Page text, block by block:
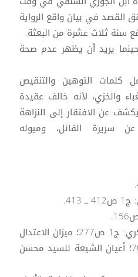
القصد في بيان واقع الرواية
سنة ثلاث عشرة من البعثة.
يريد أن يظهر عدم صحة
كلمات التوهين والتنقيص
والخزي، لأنه خالف عقيدة
عن الافتقار إلى النزاهة
سريرة القائل، وميوله
([4]) تاريخ الخميس للديار بكري: ج1 ص277؛ ميزان الاعتدال
للذهبي: ج3، ص439، ح7070؛ أعيان الشيعة للسيد محسن